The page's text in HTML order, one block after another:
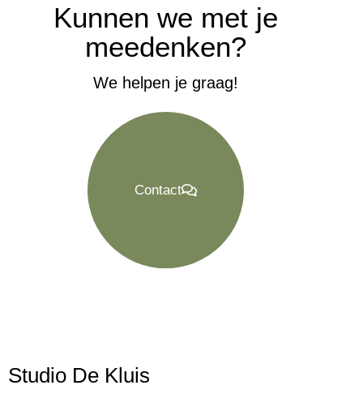
Kunnen we met je
meedenken?
We helpen je graag!
Contact
Studio De Kluis